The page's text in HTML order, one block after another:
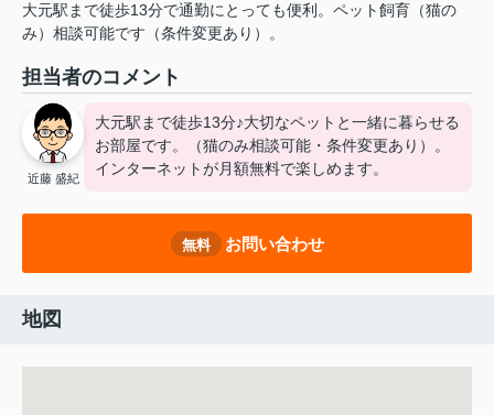
大元駅まで徒歩13分で通勤にとっても便利。ペット飼育（猫の
み）相談可能です（条件変更あり）。
担当者のコメント
近藤 盛紀
大元駅まで徒歩13分♪大切なペットと一緒に暮らせる
お部屋です。（猫のみ相談可能・条件変更あり）。
インターネットが月額無料で楽しめます。
無料 お問い合わせ
地図